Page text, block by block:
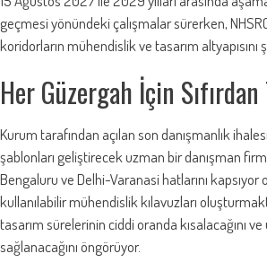
geçmesi yönündeki çalışmalar sürerken,
koridorların mühendislik ve tasarım altyapısını
Her Güzergah İçin Sıfırdan
Kurum tarafından açılan son danışmanlık
şablonları geliştirecek uzman bir danışman
Bengaluru ve Delhi-Varanasi hatlarını
kullanılabilir mühendislik kılavuzları
tasarım sürelerinin ciddi oranda kısalacağını
sağlanacağını öngörüyor.